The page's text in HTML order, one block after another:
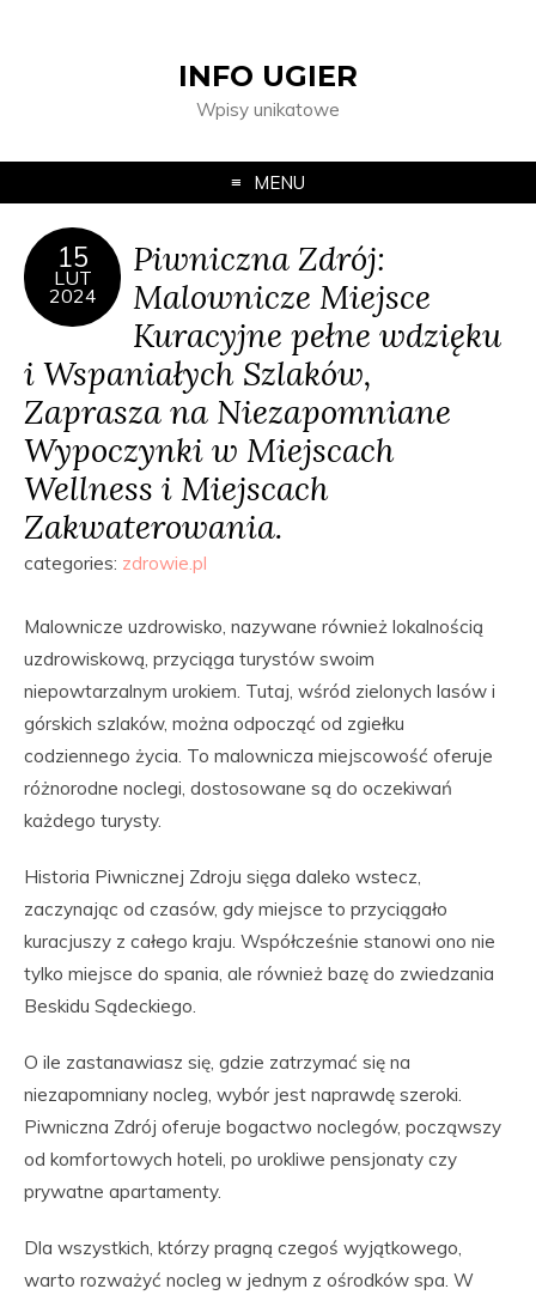
INFO UGIER
Wpisy unikatowe
MENU
15
LUT
2024
Piwniczna Zdrój:
Malownicze Miejsce
Kuracyjne pełne wdzięku
i Wspaniałych Szlaków,
Zaprasza na Niezapomniane
Wypoczynki w Miejscach
Wellness i Miejscach
Zakwaterowania.
categories: zdrowie.pl
Malownicze uzdrowisko, nazywane również lokalnością
uzdrowiskową, przyciąga turystów swoim
niepowtarzalnym urokiem. Tutaj, wśród zielonych lasów i
górskich szlaków, można odpocząć od zgiełku
codziennego życia. To malownicza miejscowość oferuje
różnorodne noclegi, dostosowane są do oczekiwań
każdego turysty.
Historia Piwnicznej Zdroju sięga daleko wstecz,
zaczynając od czasów, gdy miejsce to przyciągało
kuracjuszy z całego kraju. Współcześnie stanowi ono nie
tylko miejsce do spania, ale również bazę do zwiedzania
Beskidu Sądeckiego.
O ile zastanawiasz się, gdzie zatrzymać się na
niezapomniany nocleg, wybór jest naprawdę szeroki.
Piwniczna Zdrój oferuje bogactwo noclegów, począwszy
od komfortowych hoteli, po urokliwe pensjonaty czy
prywatne apartamenty.
Dla wszystkich, którzy pragną czegoś wyjątkowego,
warto rozważyć nocleg w jednym z ośrodków spa. W